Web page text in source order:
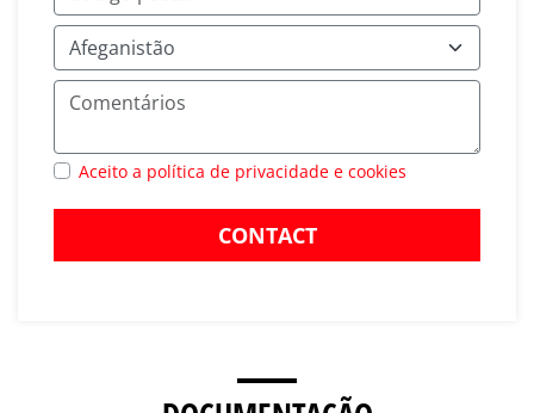
Aceito a política de privacidade e cookies
CONTACT